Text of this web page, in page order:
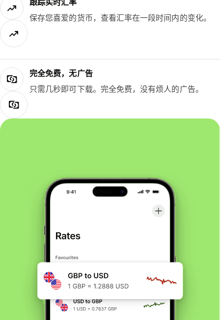
保存您喜爱的货币，查看汇率在一段时间内的变化。
完全免费，无广告
只需几秒即可下载。完全免费，没有烦人的广告。